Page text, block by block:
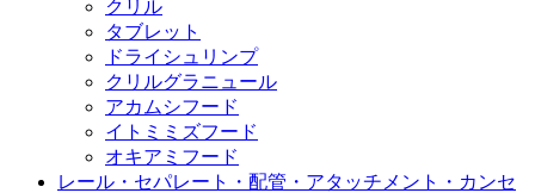
クリル
タブレット
ドライシュリンプ
クリルグラニュール
アカムシフード
イトミミズフード
オキアミフード
レール・セパレート・配管・アタッチメント・カンセ